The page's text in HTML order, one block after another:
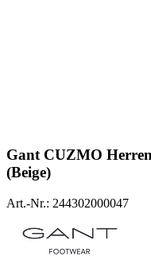
GantCUZMO
(Beige)
Art.-Nr.: 244302000047